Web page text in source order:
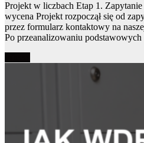
Projekt w liczbach Etap 1.
wycena Projekt rozpoczął się od
przez formularz kontaktowy na
Po przeanalizowaniu podstawowych